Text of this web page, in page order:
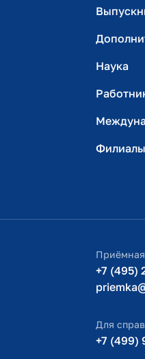
Наука
Филиалы
+7 (495)
Для
+7 (499)